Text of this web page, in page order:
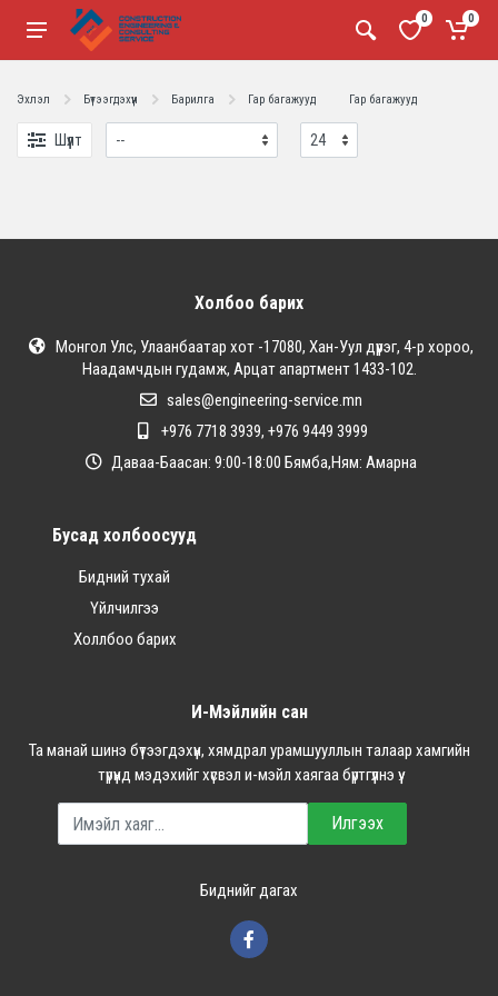
0 0
Эхлэл Бүтээгдэхүүн Барилга Гар багажууд Гар багажууд
Шүүлт
Холбоо барих
Монгол Улс, Улаанбаатар хот -17080, Хан-Уул дүүрэг, 4-р хороо,
Наадамчдын гудамж, Арцат апартмент 1433-102.
sales@engineering-service.mn
+976 7718 3939, +976 9449 3999
Даваа-Баасан: 9:00-18:00 Бямба,Ням: Амарна
Бусад холбоосууд
Бидний тухай
Үйлчилгээ
Холлбоо барих
И-Мэйлийн сан
Та манай шинэ бүтээгдэхүүн, хямдрал урамшууллын талаар хамгийн
түрүүнд мэдэхийг хүсвэл и-мэйл хаягаа бүртгүүлнэ үү.
Илгээх
Биднийг дагах